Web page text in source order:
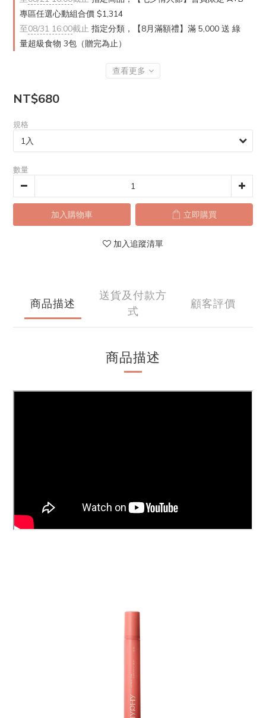
專區任選心動組合價 $1,314
至08/31 16:00截止 指定分類，【8月滿額禮】滿 5,000 送 綠
量超級食物 3包（贈完為止）
查看更多
NT$680
規格
數量
加入購物車 立即購買
加入追蹤清單
商品描述
送貨及付款方
式
顧客評價
商品描述